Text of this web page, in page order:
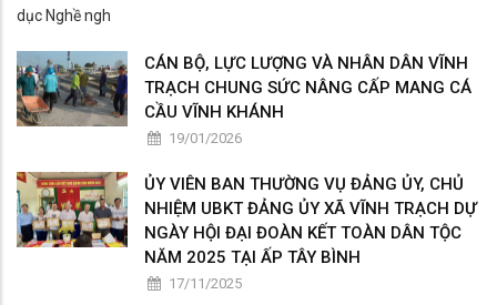
dục Nghề ngh
CÁN BỘ, LỰC LƯỢNG VÀ NHÂN DÂN VĨNH
TRẠCH CHUNG SỨC NÂNG CẤP MANG CÁ
CẦU VĨNH KHÁNH
19/01/2026
ỦY VIÊN BAN THƯỜNG VỤ ĐẢNG ỦY, CHỦ
NHIỆM UBKT ĐẢNG ỦY XÃ VĨNH TRẠCH DỰ
NGÀY HỘI ĐẠI ĐOÀN KẾT TOÀN DÂN TỘC
NĂM 2025 TẠI ẤP TÂY BÌNH
17/11/2025